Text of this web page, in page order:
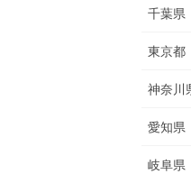
千葉県
東京都
神奈川
愛知県
岐阜県